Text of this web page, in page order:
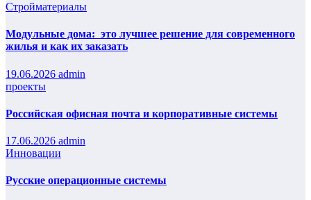
Стройматериалы
Модульные дома: это лучшее решение для современного
жилья и как их заказать
19.06.2026 admin
проекты
Российская офисная почта и корпоративные системы
17.06.2026 admin
Инновации
Русские операционные системы